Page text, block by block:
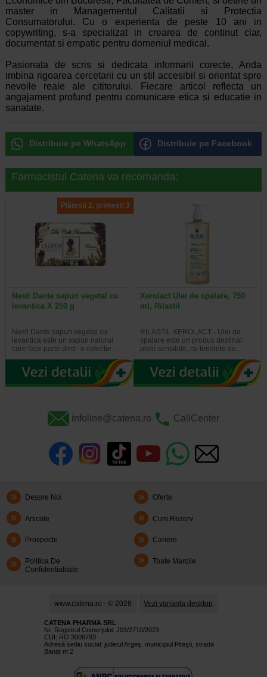
master in Managementul Calitatii si Protectia
Consumatorului. Cu o experienta de peste 10 ani in
copywriting, s-a specializat in crearea de continut clar,
documentat si empatic pentru domeniul medical.
Pasionata de scris si dedicata informarii corecte, Anda
imbina rigoarea cercetarii cu un stil accesibil si orientat spre
nevoile reale ale cititorului. Fiecare articol reflecta un
angajament profund pentru comunicare etica si educatie in
sanatate.
Distribuie pe WhatsApp Distribuie pe Facebook
Farmacistul Catena va recomanda:
Plătești 2, primești 3
Nesti Dante sapun vegetal cu
levantica X 250 g
Nesti Dante sapun vegetal cu
levantica este un sapun natural
care face parte dintr- o colectie…
Xerolact Ulei de spalare, 750
ml, Rilastil
RILASTIL XEROLACT - Ulei de
spalare este un produs destinat
pielii sensibile, cu tendinte de…
infoline@catena.ro CallCenter
Despre Noi Oferte
Articole Cum Rezerv
Prospecte Cariere
Politica De
Confidentialitate
Toate Marcile
www.catena.ro - © 2026 Vezi varianta desktop
CATENA PHARMA SRL
Nr. Registrul Comerţului: J03/2710/2023
CUI: RO 3008793
Adresă sediu social: judetul Argeş, municipiul Piteşti, strada
Banat nr.2